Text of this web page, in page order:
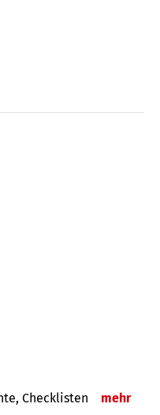
Checklisten mehr